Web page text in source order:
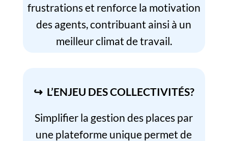
frustrations et renforce la motivation
des agents, contribuant ainsi à un
meilleur climat de travail.
↪ L’ENJEU DES COLLECTIVITÉS?
Simplifier la gestion des places par
une plateforme unique permet de